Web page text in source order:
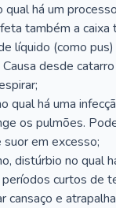
qual há um
também a caixa
líquido (como
desde
qual há uma
os pulmões.
em excesso;
distúrbio no qual
curtos de
cansaço e